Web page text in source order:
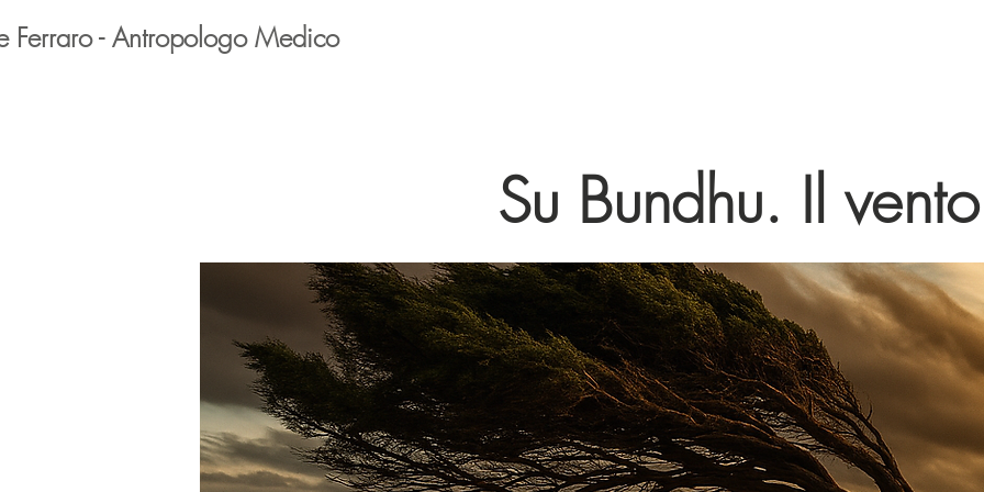
Ferraro - Antropologo Medico
Su Bundhu. Il vento